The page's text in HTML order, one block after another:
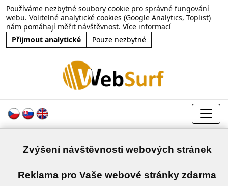
Používáme nezbytné soubory cookie pro správné fungování
webu. Volitelné analytické cookies (Google Analytics, Toplist)
nám pomáhají měřit návštěvnost. Více informací
Přijmout analytické
Pouze nezbytné
Zvýšení návštěvnosti webových stránek
Reklama pro Vaše webové stránky zdarma